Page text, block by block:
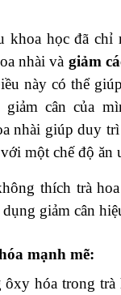
khoa học đã chỉ
nhài và giảm
này có thể
cân của
nhài giúp duy
một chế độ ăn
thích trà
giảm cân
mạnh mẽ:
ôxy hóa trong trà